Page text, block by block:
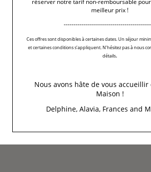
réserver notre tarif non-remboursable
meilleur prix !
Ces offres sont disponibles à certaines dates. Un séjour
et certaines conditions s’appliquent. N’hésitez pas à nous
détails.
Nous avons hâte de vous
Maison !
Delphine, Alavia, Frances and